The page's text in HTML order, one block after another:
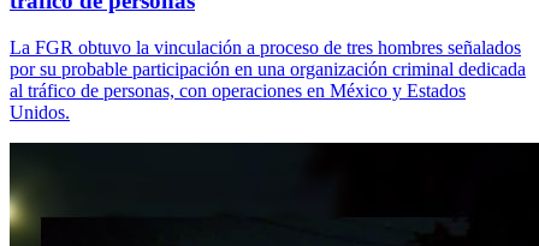
La FGR obtuvo la vinculación a proceso de tres hombres señalados
por su probable participación en una organización criminal dedicada
al tráfico de personas, con operaciones en México y Estados
Unidos.